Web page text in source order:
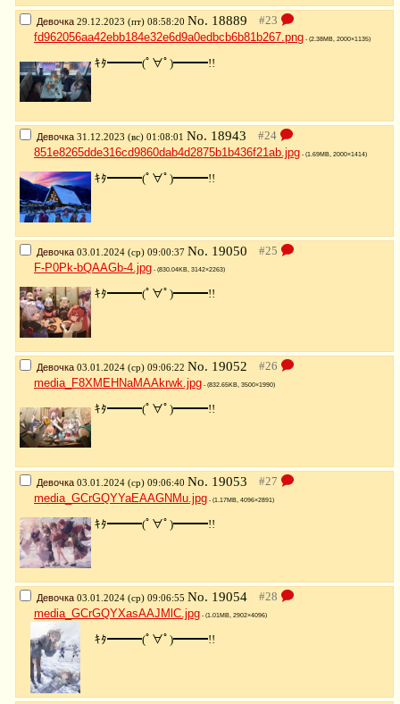
Девочка 29.12.2023 (пт) 08:58:20 No. 18889
fd962056aa42ebb184e32e6d9a0edbcb6b81b267.png - (2.38MB, 2000×1135)
ｷﾀ━━━(ﾟ∀ﾟ)━━━!!
Девочка 31.12.2023 (вс) 01:08:01 No. 18943
851e8265dde316cd9860dab4d2875b1b436f21ab.jpg - (1.69MB, 2000×1414)
ｷﾀ━━━(ﾟ∀ﾟ)━━━!!
Девочка 03.01.2024 (ср) 09:00:37 No. 19050
F-P0Pk-bQAAGb-4.jpg - (830.04KB, 3142×2263)
ｷﾀ━━━(ﾟ∀ﾟ)━━━!!
Девочка 03.01.2024 (ср) 09:06:22 No. 19052
media_F8XMEHNaMAAkrwk.jpg - (832.65KB, 3500×1990)
ｷﾀ━━━(ﾟ∀ﾟ)━━━!!
Девочка 03.01.2024 (ср) 09:06:40 No. 19053
media_GCrGQYYaEAAGNMu.jpg - (1.17MB, 4096×2891)
ｷﾀ━━━(ﾟ∀ﾟ)━━━!!
Девочка 03.01.2024 (ср) 09:06:55 No. 19054
media_GCrGQYXasAAJMlC.jpg - (1.01MB, 2902×4096)
ｷﾀ━━━(ﾟ∀ﾟ)━━━!!